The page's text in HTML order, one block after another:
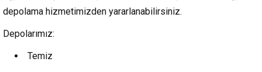
depolama hizmetimizden yararlanabilirsiniz.
Depolarımız:
Temiz